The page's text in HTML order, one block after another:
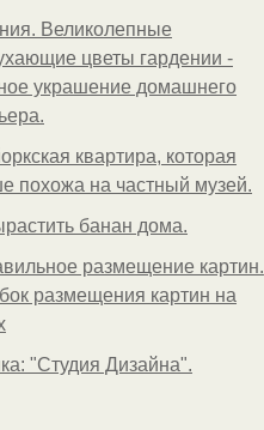
Великолепные
цветы гардении -
украшение домашнего
квартира, которая
похожа на частный музей.
банан дома.
размещение картин.
размещения картин на
"Студия Дизайна".